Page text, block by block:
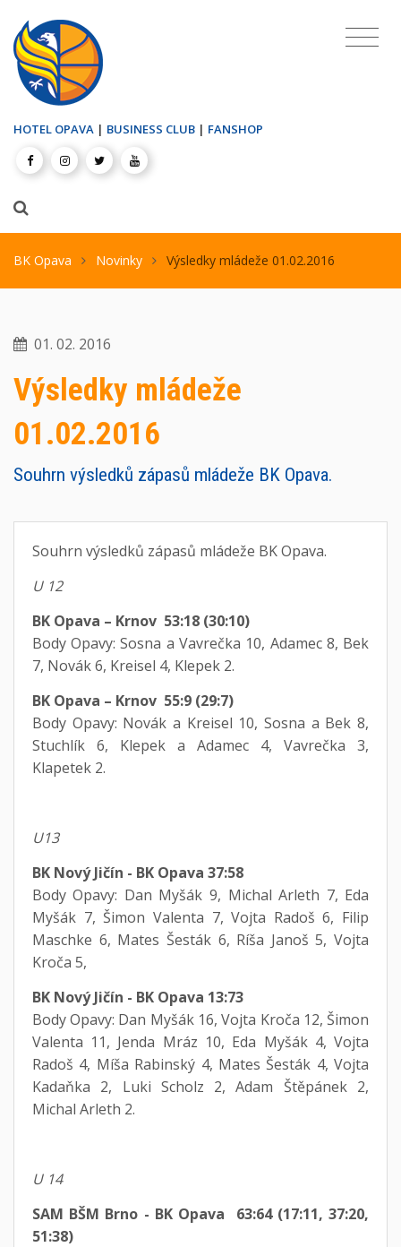
HOTEL OPAVA | BUSINESS CLUB | FANSHOP
BK Opava Novinky Výsledky mládeže 01.02.2016
01. 02. 2016
Výsledky mládeže
01.02.2016
Souhrn výsledků zápasů mládeže BK Opava.
Souhrn výsledků zápasů mládeže BK Opava.
U 12
BK Opava – Krnov 53:18 (30:10)
Body Opavy: Sosna a Vavrečka 10, Adamec 8, Bek
7, Novák 6, Kreisel 4, Klepek 2.
BK Opava – Krnov 55:9 (29:7)
Body Opavy: Novák a Kreisel 10, Sosna a Bek 8,
Stuchlík 6, Klepek a Adamec 4, Vavrečka 3,
Klapetek 2.
U13
BK Nový Jičín - BK Opava 37:58
Body Opavy: Dan Myšák 9, Michal Arleth 7, Eda
Myšák 7, Šimon Valenta 7, Vojta Radoš 6, Filip
Maschke 6, Mates Šesták 6, Ríša Janoš 5, Vojta
Kroča 5,
BK Nový Jičín - BK Opava 13:73
Body Opavy: Dan Myšák 16, Vojta Kroča 12, Šimon
Valenta 11, Jenda Mráz 10, Eda Myšák 4, Vojta
Radoš 4, Míša Rabinský 4, Mates Šesták 4, Vojta
Kadaňka 2, Luki Scholz 2, Adam Štěpánek 2,
Michal Arleth 2.
U 14
SAM BŠM Brno - BK Opava 63:64 (17:11, 37:20,
51:38)